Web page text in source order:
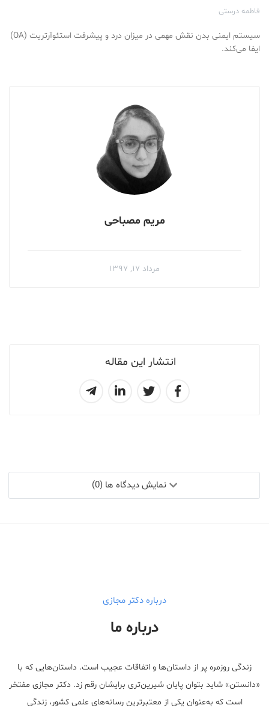
انتشار این مقاله
فاطمه درستی
سیستم ایمنی بدن نقش مهمی در میزان درد و پیشرفت استئوآرتریت (OA)
ایفا می‌کند.
مریم مصباحی
مرداد ۱۷, ۱۳۹۷
نمایش دیدگاه ها (0)
درباره دکتر مجازی
درباره ما
زندگی روزمره پر از داستان‌ها و اتفاقات عجیب است. داستان‌هایی که با
«دانستن» شاید بتوان پایان شیرین‌تری برایشان رقم زد. دکتر مجازی مفتخر
است که به‌عنوان یکی از معتبر‌ترین رسانه‌های علمی کشور، زندگی